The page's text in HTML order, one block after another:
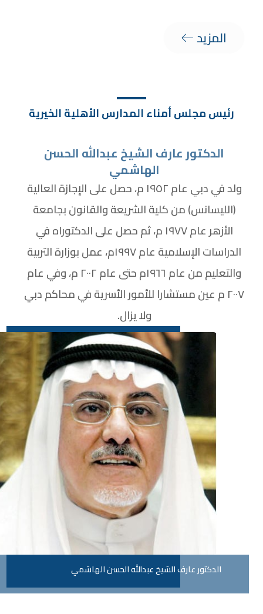
المزيد
رئيس مجلس أمناء المدارس الأهلية الخيرية
الدكتور عارف الشيخ عبدالله الحسن
الهاشمي
ولد في دبي عام ١٩٥٢ م، حصل على الإجازة العالية
(الليسانس) من كلية الشريعة والقانون بجامعة
الأزهر عام ١٩٧٧ م، ثم حصل على الدكتوراه في
الدراسات الإسلامية عام ١٩٩٧م، عمل بوزارة التربية
والتعليم من عام ١٩٦٦م حتى عام ٢٠٠٢ م، وفي عام
٢٠٠٧ م عين مستشارا للأمور الأسرية في محاكم دبي
ولا يزال.
الدكتور عارف الشيخ عبدالله الحسن الهاشمي